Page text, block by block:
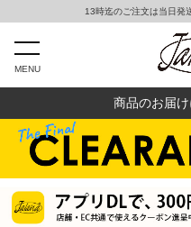
13時迄のご注文は当日発
MENU
商品のお届